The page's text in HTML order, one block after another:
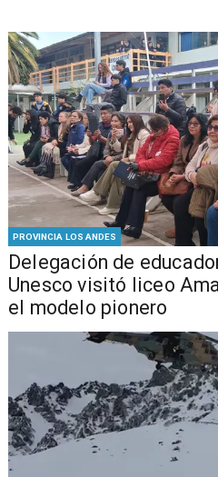
PROVINCIA LOS ANDES
Delegación de
Unesco visitó liceo
el modelo pionero